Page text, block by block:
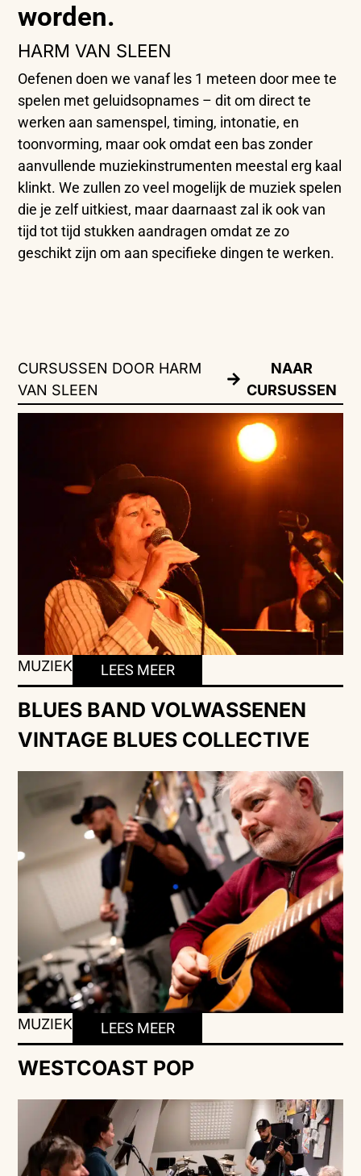
worden.
HARM VAN SLEEN
Oefenen doen we vanaf les 1 meteen door mee te
spelen met geluidsopnames – dit om direct te
werken aan samenspel, timing, intonatie, en
toonvorming, maar ook omdat een bas zonder
aanvullende muziekinstrumenten meestal erg kaal
klinkt. We zullen zo veel mogelijk de muziek spelen
die je zelf uitkiest, maar daarnaast zal ik ook van
tijd tot tijd stukken aandragen omdat ze zo
geschikt zijn om aan specifieke dingen te werken.
CURSUSSEN DOOR HARM
VAN SLEEN
NAAR
CURSUSSEN
MUZIEK LEES MEER
BLUES BAND VOLWASSENEN
VINTAGE BLUES COLLECTIVE
MUZIEK LEES MEER
WESTCOAST POP